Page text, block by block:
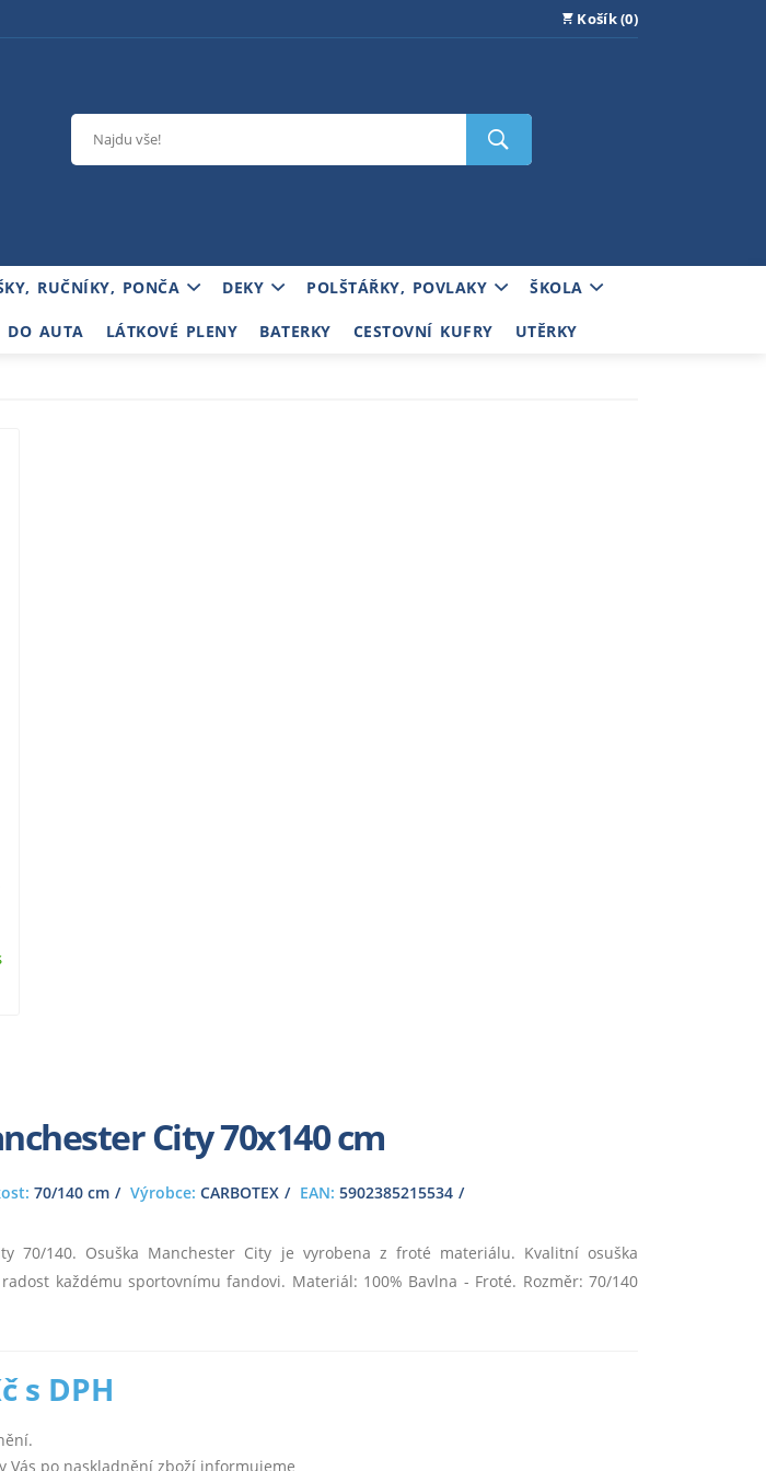
Košík (0)
RUČNÍKY, PONČA DEKY POLŠTÁŘKY, POVLAKY ŠKOLA
DO AUTA LÁTKOVÉ PLENY BATERKY CESTOVNÍ KUFRY UTĚRKY
City 70x140 cm
70/140 cm Výrobce: CARBOTEX EAN: 5902385215534
70/140. Osuška Manchester City je vyrobena z froté materiálu. Kvalitní osuška
každému sportovnímu fandovi. Materiál: 100% Bavlna - Froté. Rozměr: 70/140
s DPH
Vás po naskladnění zboží informujeme